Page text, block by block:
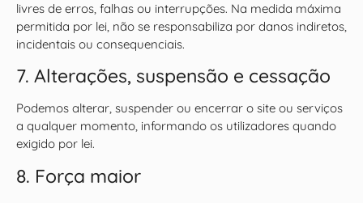
livres de erros, falhas ou interrupções. Na medida máxima
permitida por lei, não se responsabiliza por danos indiretos,
incidentais ou consequenciais.
7. Alterações, suspensão e cessação
Podemos alterar, suspender ou encerrar o site ou serviços
a qualquer momento, informando os utilizadores quando
exigido por lei.
8. Força maior